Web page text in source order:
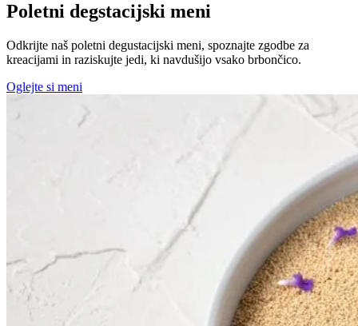
Poletni degstacijski meni
Odkrijte naš poletni degustacijski meni, spoznajte zgodbe za
kreacijami in raziskujte jedi, ki navdušijo vsako brbončico.
Oglejte si meni